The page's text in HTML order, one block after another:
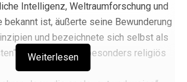
Intelligenz, Weltraumforschung und
bekannt ist, äußerte seine Bewunderung
und bezeichnete sich selbst als
obwohl er nicht besonders religiös
Weiterlesen